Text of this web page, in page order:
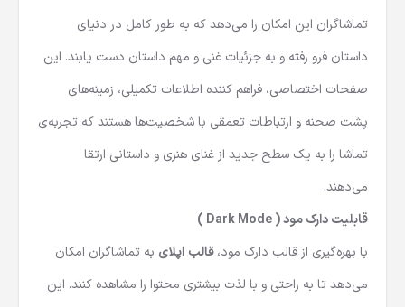
تماشاگران این امکان را می‌دهد که به طور کامل در دنیای
داستان فرو رفته و به جزئیات غنی و مهم داستان دست یابند. این
صفحات اختصاصی، فراهم کننده‌ اطلاعات تکمیلی، زمینه‌های
پشت صحنه و ارتباطات تعمقی با شخصیت‌ها هستند که تجربه‌ی
تماشا را به یک سطح جدید از غنای هنری و داستانی ارتقا
می‌دهند.
قابلیت دارک مود ( Dark Mode )
با بهره‌گیری از قالب دارک مود،قالب اپلای به تماشاگران امکان
می‌دهد تا به راحتی و با لذت بیشتری محتوا را مشاهده کنند. این